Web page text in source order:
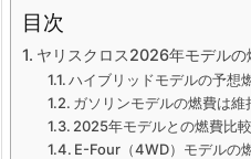
目次
ヤリスクロス2026年モデルの
ハイブリッドモデルの予想
ガソリンモデルの燃費は維
2025年モデルとの燃費比
E-Four（4WD）モデルの